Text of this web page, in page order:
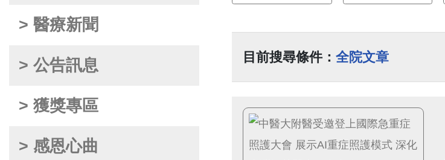
> 醫療新聞
> 公告訊息
> 獲獎專區
> 感恩心曲
目前搜尋條件： 全院文章